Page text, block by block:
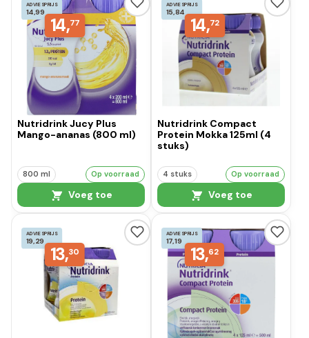
ADVIESPRIJS
14,99
14,77
Nutridrink Jucy Plus
Mango-ananas (800 ml)
800 ml Op voorraad
Voeg toe
ADVIESPRIJS
15,84
14,72
Nutridrink Compact
Protein Mokka 125ml (4
stuks)
4 stuks Op voorraad
Voeg toe
ADVIESPRIJS
19,29
13,30
ADVIESPRIJS
17,19
13,62